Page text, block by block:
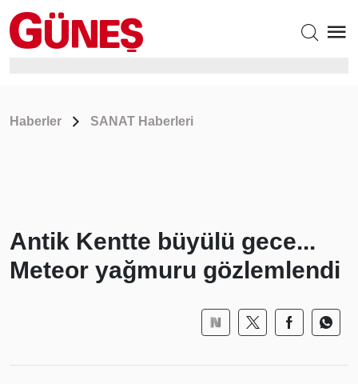
Haberler SANAT Haberleri
Antik Kentte büyülü gece...
Meteor yağmuru gözlemlendi